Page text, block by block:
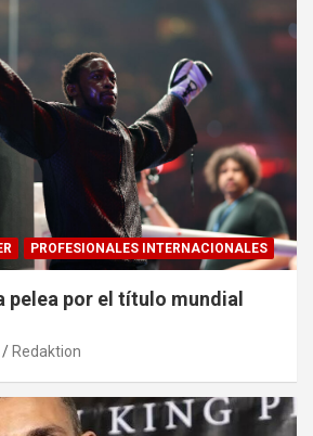
PROFESIONALES INTERNACIONALES
pelea por el título mundial
Redaktion